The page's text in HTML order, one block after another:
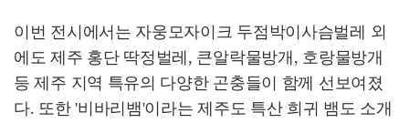
이번 전시에서는 자웅모자이크 두점박이사슴벌레 외
에도 제주 홍단 딱정벌레, 큰알락물방개, 호랑물방개
등 제주 지역 특유의 다양한 곤충들이 함께 선보여졌
다. 또한 '비바리뱀'이라는 제주도 특산 희귀 뱀도 소개